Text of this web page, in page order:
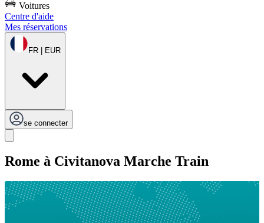
Voitures
Centre d'aide
Mes réservations
FR | EUR
se connecter
Rome à Civitanova Marche Train